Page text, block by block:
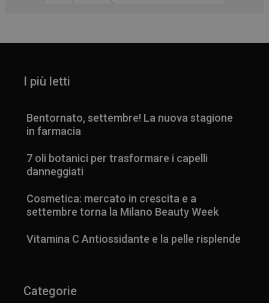
I più letti
Bentornato, settembre! La nuova stagione
in farmacia
7 oli botanici per trasformare i capelli
danneggiati
Cosmetica: mercato in crescita e a
settembre torna la Milano Beauty Week
Vitamina C Antiossidante e la pelle risplende
Categorie